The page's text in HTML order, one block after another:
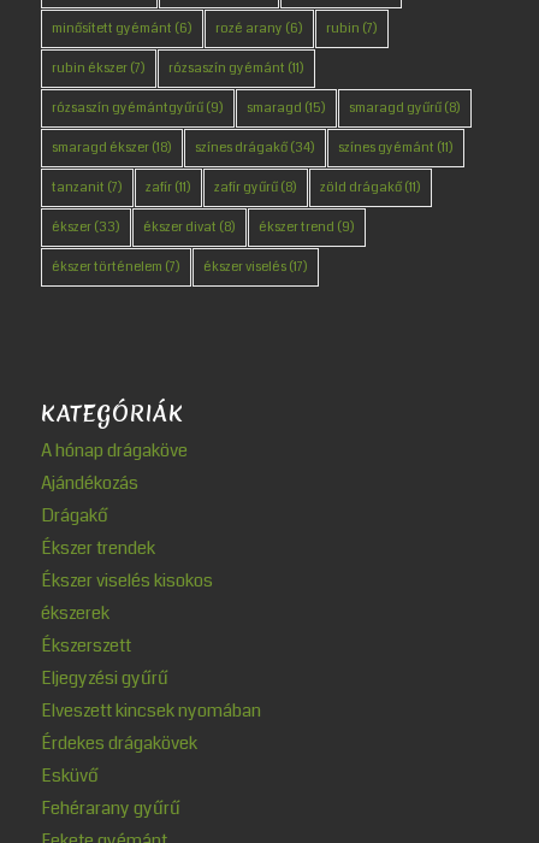
minősített gyémánt (6) rozé arany (6) rubin (7)
rubin ékszer(7) rózsaszín gyémánt (11)
rózsaszín gyémántgyűrű(9) smaragd (15) smaragd gyűrű(8)
smaragd ékszer(18) színes drágakő(34) színes gyémánt (11)
tanzanit (7) zafír(11) zafír gyűrű(8) zöld drágakő(11)
ékszer(33) ékszer divat (8) ékszer trend (9)
ékszer történelem (7) ékszer viselés(17)
KATEGÓRIÁK
A hónap drágaköve
Ajándékozás
Drágakő
Ékszer trendek
Ékszer viselés kisokos
ékszerek
Ékszerszett
Eljegyzési gyűrű
Elveszett kincsek nyomában
Érdekes drágakövek
Esküvő
Fehérarany gyűrű